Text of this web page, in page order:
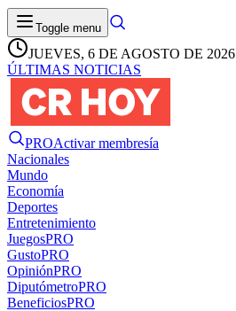
Toggle menu
JUEVES, 6 DE AGOSTO DE 2026
ÚLTIMAS NOTICIAS
PROActivar membresía
Nacionales
Mundo
Economía
Deportes
Entretenimiento
JuegosPRO
GustoPRO
OpiniónPRO
DiputómetroPRO
BeneficiosPRO